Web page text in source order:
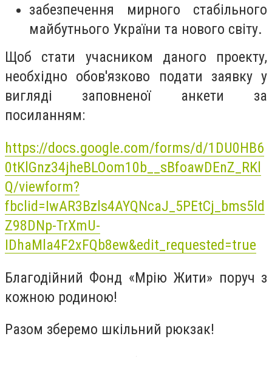
забезпечення мирного стабільного
майбутнього України та нового світу.
Щоб стати учасником даного проекту,
необхідно обов'язково подати заявку у
вигляді заповненої анкети за
посиланням:
https://docs.google.com/forms/d/1DU0HB6
0tKlGnz34jheBLOom10b__sBfoawDEnZ_RKl
Q/viewform?
fbclid=IwAR3Bzls4AYQNcaJ_5PEtCj_bms5ld
Z98DNp-TrXmU-
IDhaMla4F2xFQb8ew&edit_requested=true
Благодійний Фонд «Мрію Жити» поруч з
кожною родиною!
Разом зберемо шкільний рюкзак!